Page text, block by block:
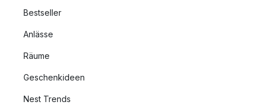
Bestseller
Anlässe
Räume
Geschenkideen
Nest Trends